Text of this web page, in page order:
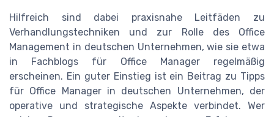
Hilfreich sind dabei praxisnahe Leitfäden zu
Verhandlungstechniken und zur Rolle des Office
Management in deutschen Unternehmen, wie sie etwa
in Fachblogs für Office Manager regelmäßig
erscheinen. Ein guter Einstieg ist ein Beitrag zu Tipps
für Office Manager in deutschen Unternehmen, der
operative und strategische Aspekte verbindet. Wer